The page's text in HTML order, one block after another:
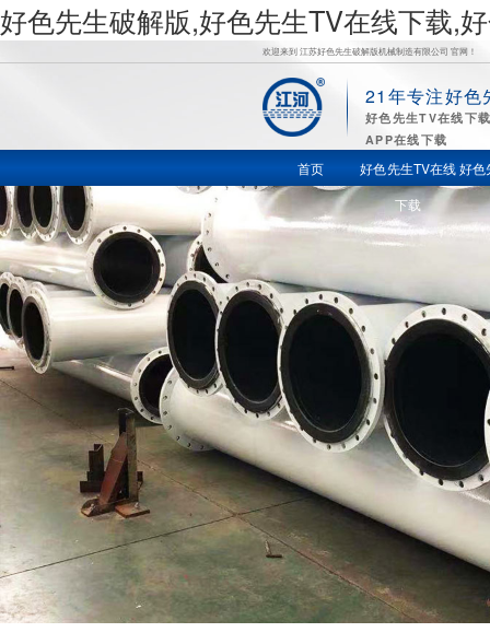
好色先生破解版,好色先生TV在线下载,
欢迎来到 江苏好色先生破解版机械制造有限公司 官网！
色先生TV
在线下载,
好色先生
苹果下载,
好色先生
视频APP
在线下载,
锅炉风帽
21年专注好色
好色先生TV在线下
APP在线下载
首页
好色先生TV在线
下载
好色